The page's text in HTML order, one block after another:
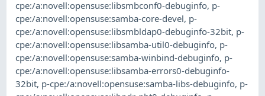
cpe:/a:novell:opensuse:libsmbconf0-debuginfo, p-
cpe:/a:novell:opensuse:samba-core-devel, p-
cpe:/a:novell:opensuse:libsmbldap0-debuginfo-32bit, p-
cpe:/a:novell:opensuse:libsamba-util0-debuginfo, p-
cpe:/a:novell:opensuse:samba-winbind-debuginfo, p-
cpe:/a:novell:opensuse:libsamba-errors0-debuginfo-
32bit, p-cpe:/a:novell:opensuse:samba-libs-debuginfo, p-